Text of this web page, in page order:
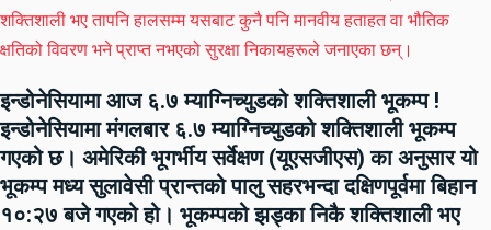
इन्डोनेसियामा आज ६.७ म्याग्निच्युडको शक्तिशाली भूकम्प !
इन्डोनेसियामा मंगलबार ६.७ म्याग्निच्युडको शक्तिशाली भूकम्प
गएको छ। अमेरिकी भूगर्भीय सर्वेक्षण (यूएसजीएस) का अनुसार यो
भूकम्प मध्य सुलावेसी प्रान्तको पालु सहरभन्दा दक्षिणपूर्वमा बिहान
१०:२७ बजे गएको हो। भूकम्पको झड्का निकै शक्तिशाली भए